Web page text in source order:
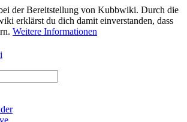
der Bereitstellung von Kubbwiki. Durch die
erklärst du dich damit einverstanden, dass
Weitere Informationen